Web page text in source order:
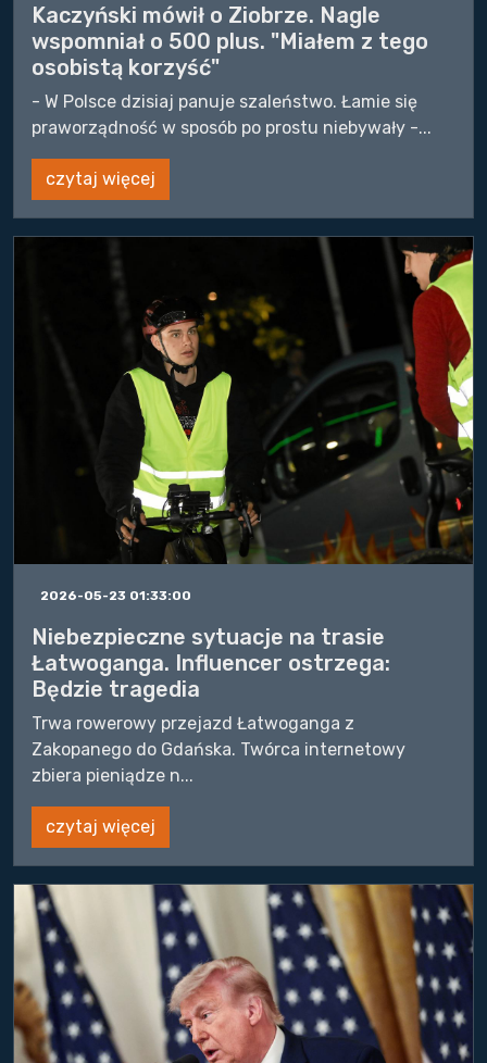
Kaczyński mówił o Ziobrze. Nagle
wspomniał o 500 plus. "Miałem z tego
osobistą korzyść"
- W Polsce dzisiaj panuje szaleństwo. Łamie się
praworządność w sposób po prostu niebywały -...
czytaj więcej
2026-05-23 01:33:00
Niebezpieczne sytuacje na trasie
Łatwoganga. Influencer ostrzega:
Będzie tragedia
Trwa rowerowy przejazd Łatwoganga z
Zakopanego do Gdańska. Twórca internetowy
zbiera pieniądze n...
czytaj więcej